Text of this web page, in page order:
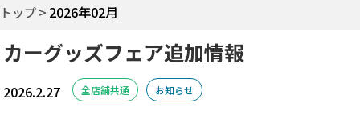
トップ 2026年02月
カーグッズフェア追加情報
2026.2.27 全店舗共通 お知らせ